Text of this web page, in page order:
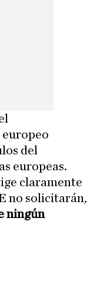
del
europeas.
claramente
no solicitarán,
ningún